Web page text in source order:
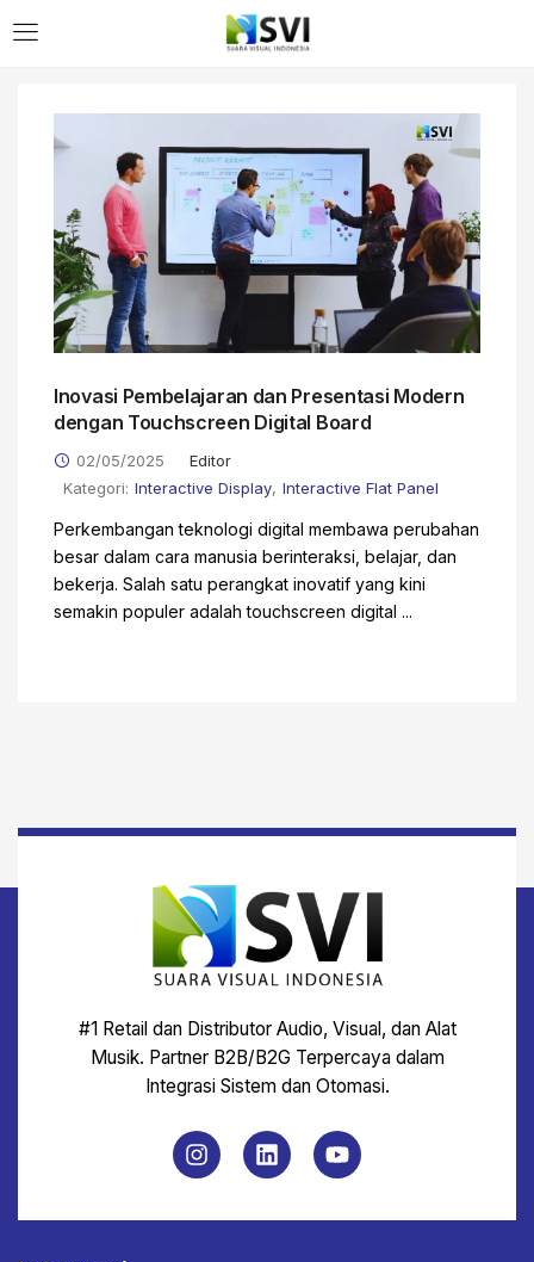
Enter your username and password to login.
Remember me
Login
Lost password?
Inovasi Pembelajaran dan Presentasi Modern
dengan Touchscreen Digital Board
02/05/2025
Editor
Kategori: Interactive Display, Interactive Flat Panel
Perkembangan teknologi digital membawa perubahan
besar dalam cara manusia berinteraksi, belajar, dan
bekerja. Salah satu perangkat inovatif yang kini
semakin populer adalah touchscreen digital ...
#1 Retail dan Distributor Audio, Visual, dan Alat
Musik. Partner B2B/B2G Terpercaya dalam
Integrasi Sistem dan Otomasi.